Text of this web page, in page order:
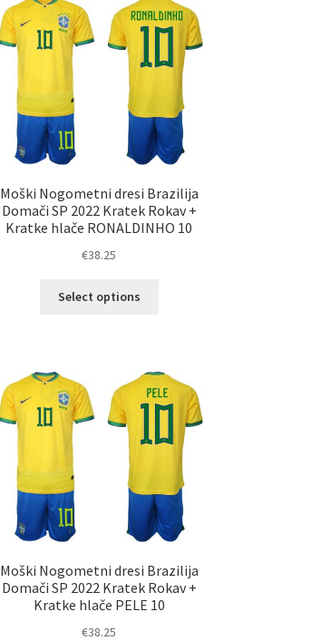
Možnosti
lahko
izberete
na
strani
izdelka
Moški Nogometni dresi Brazilija
Domači SP 2022 Kratek Rokav +
Kratke hlače RONALDINHO 10
€38.25
Select options
različic.
Možnosti
lahko
izberete
na
strani
izdelka
Moški Nogometni dresi Brazilija
Domači SP 2022 Kratek Rokav +
Kratke hlače PELE 10
€38.25